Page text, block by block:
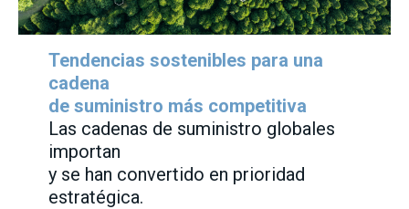
Tendencias sostenibles para una
cadena
de suministro más competitiva
Las cadenas de suministro globales
importan
y se han convertido en prioridad
estratégica.